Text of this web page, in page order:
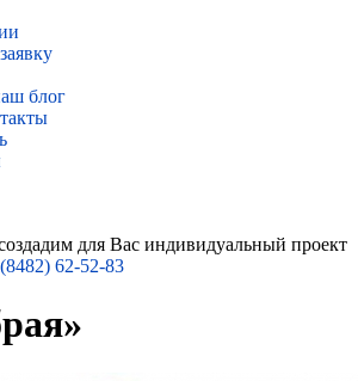
блог
для Вас индивидуальный проект
62-52-83